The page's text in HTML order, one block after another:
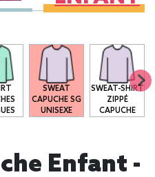
SWEAT
CAPUCHE SG
UNISEXE
SWEAT-SHIRT
ZIPPÉ
CAPUCHE
Enfant -